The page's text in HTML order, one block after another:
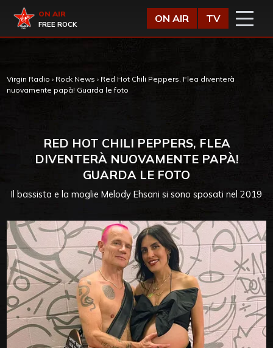
Virgin Radio
ON AIR
FREE ROCK
ON AIR TV
Virgin Radio › Rock News › Red Hot Chili Peppers, Flea diventerà
nuovamente papà! Guarda le foto
RED HOT CHILI PEPPERS, FLEA
DIVENTERÀ NUOVAMENTE PAPÀ!
GUARDA LE FOTO
Il bassista e la moglie Melody Ehsani si sono sposati nel 2019